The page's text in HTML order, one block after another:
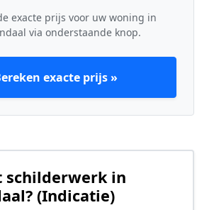
exacte prijs voor uw woning in
via onderstaande knop.
exacte prijs »
schilderwerk in
(Indicatie)